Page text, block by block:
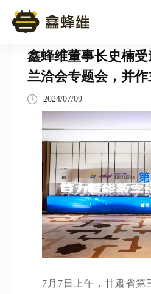
鑫蜂维董事长史楠
兰洽会专题会，并
2024/07/09
7月7日上午，甘肃省第